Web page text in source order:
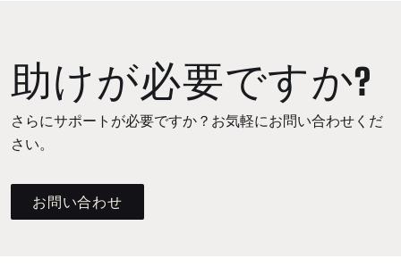
助けが必要ですか?
さらにサポートが必要ですか？お気軽にお問い合わせくだ
さい。
お問い合わせ